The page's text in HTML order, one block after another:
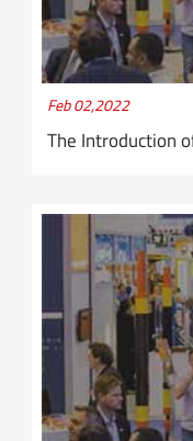
Feb 02,2022
The Introduction